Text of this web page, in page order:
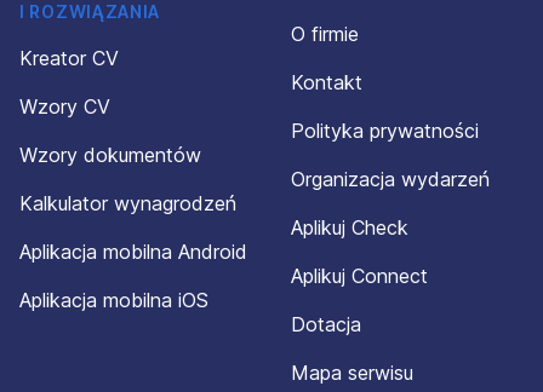
I ROZWIĄZANIA
Kreator CV
Wzory CV
Wzory dokumentów
Kalkulator wynagrodzeń
Aplikacja mobilna Android
Aplikacja mobilna iOS
O firmie
Kontakt
Polityka prywatności
Organizacja wydarzeń
Aplikuj Check
Aplikuj Connect
Dotacja
Mapa serwisu